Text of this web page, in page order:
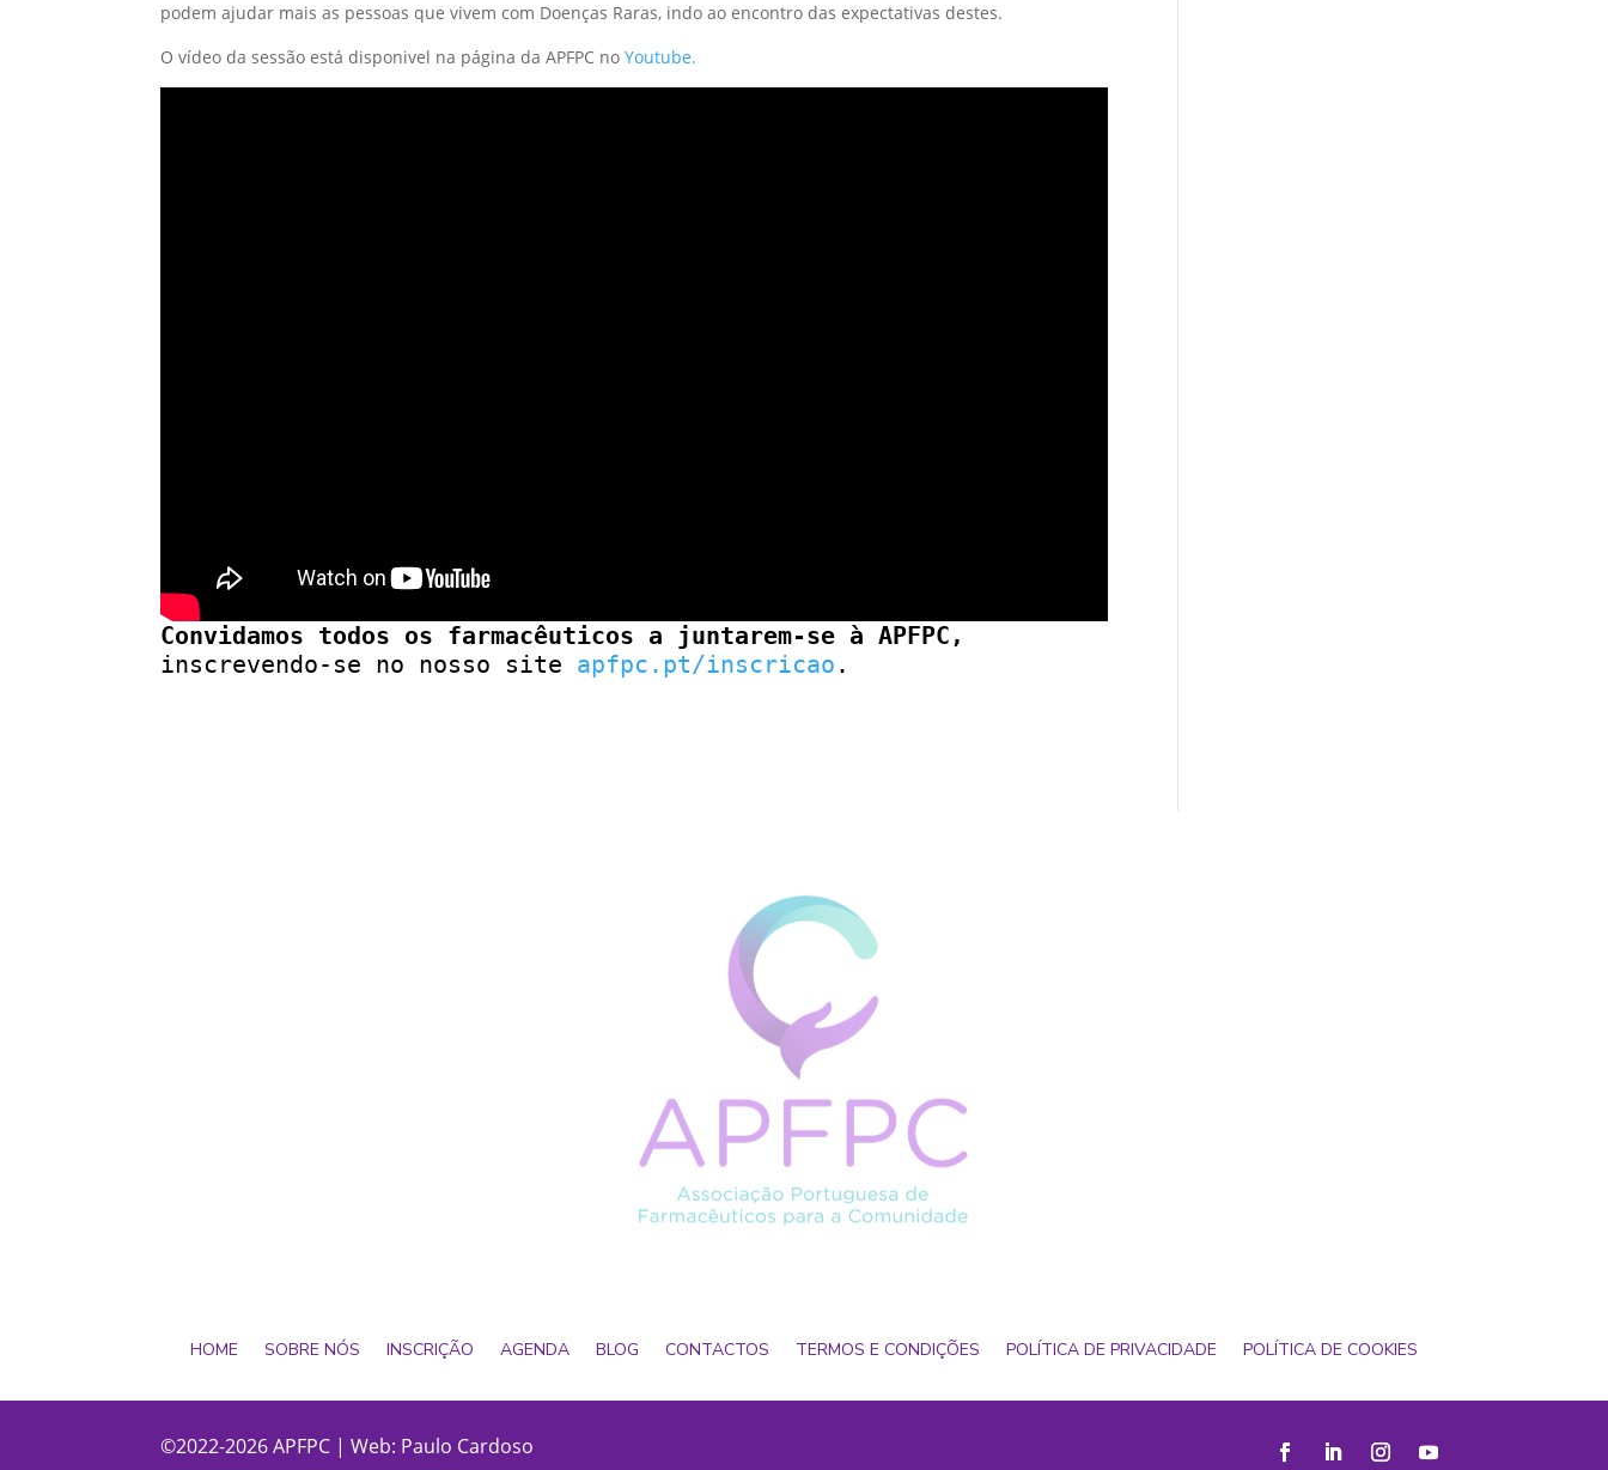
podem ajudar mais as pessoas que vivem com Doenças Raras, indo ao encontro das expectativas destes.
O vídeo da sessão está disponivel na página da APFPC noYoutube.
Convidamos todos os farmacêuticos a juntarem-se à APFPC,
inscrevendo-se no nosso site apfpc.pt/inscricao .
HOME SOBRE NÓS INSCRIÇÃO AGENDA BLOG CONTACTOS TERMOS E CONDIÇÕES POLÍTICA DE PRIVACIDADE POLÍTICA DE COOKIES
©2022-2026 APFPC | Web: Paulo Cardoso